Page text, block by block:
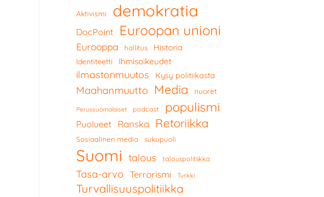
Aktivismi demokratia
DocPoint Euroopan unioni
Eurooppa hallitus Historia
Identiteetti Ihmisoikeudet
ilmastonmuutos Kysy politiikasta
Maahanmuutto Media nuoret
Perussuomalaiset podcast populismi
Puolueet Ranska Retoriikka
Sosiaalinen media sukupuoli
Suomi talous talouspolitiikka
Tasa-arvo Terrorismi Turkki
Turvallisuuspolitiikka